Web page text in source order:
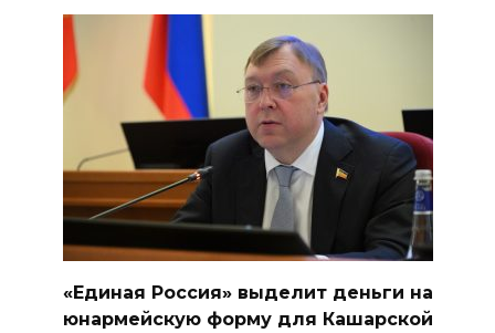
«Единая Россия» выделит деньги на
юнармейскую форму для Кашарской